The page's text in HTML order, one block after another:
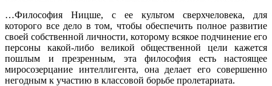
…Философия Ницше, с ее культом сверхчеловека, для
которого все дело в том, чтобы обеспечить полное развитие
своей собственной личности, которому всякое подчинение его
персоны какой-либо великой общественной цели кажется
пошлым и презренным, эта философия есть настоящее
миросозерцание интеллигента, она делает его совершенно
негодным к участию в классовой борьбе пролетариата.